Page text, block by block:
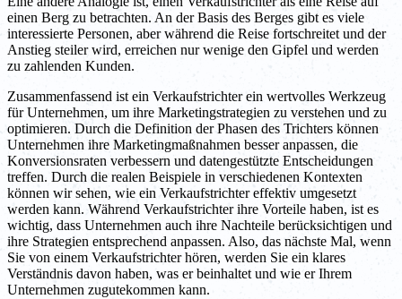
einen Berg zu betrachten. An der Basis des Berges gibt es viele
interessierte Personen, aber während die Reise fortschreitet und der
Anstieg steiler wird, erreichen nur wenige den Gipfel und werden
zu zahlenden Kunden.
Zusammenfassend ist ein Verkaufstrichter ein wertvolles Werkzeug
für Unternehmen, um ihre Marketingstrategien zu verstehen und zu
optimieren. Durch die Definition der Phasen des Trichters können
Unternehmen ihre Marketingmaßnahmen besser anpassen, die
Konversionsraten verbessern und datengestützte Entscheidungen
treffen. Durch die realen Beispiele in verschiedenen Kontexten
können wir sehen, wie ein Verkaufstrichter effektiv umgesetzt
werden kann. Während Verkaufstrichter ihre Vorteile haben, ist es
wichtig, dass Unternehmen auch ihre Nachteile berücksichtigen und
ihre Strategien entsprechend anpassen. Also, das nächste Mal, wenn
Sie von einem Verkaufstrichter hören, werden Sie ein klares
Verständnis davon haben, was er beinhaltet und wie er Ihrem
Unternehmen zugutekommen kann.